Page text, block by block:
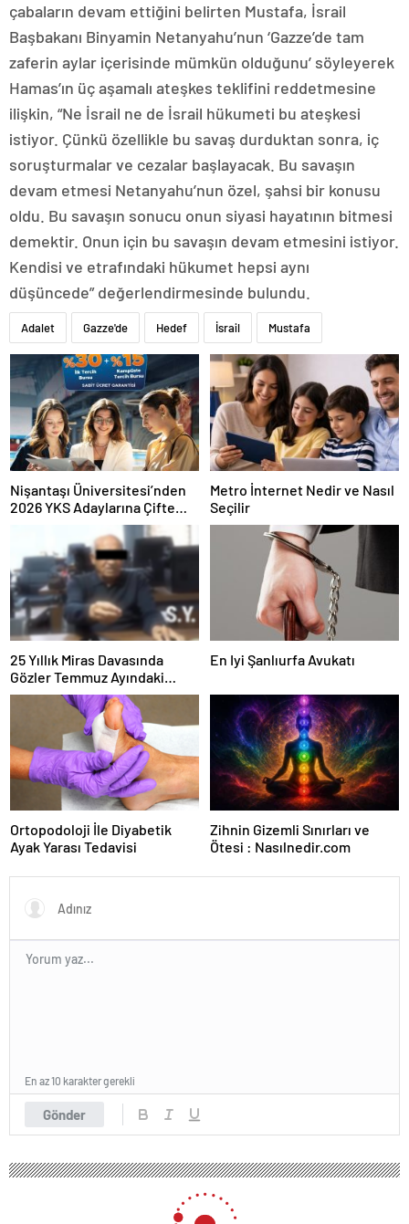
çabaların devam ettiğini belirten Mustafa, İsrail
Başbakanı Binyamin Netanyahu’nun ‘Gazze’de tam
zaferin aylar içerisinde mümkün olduğunu’ söyleyerek
Hamas’ın üç aşamalı ateşkes teklifini reddetmesine
ilişkin, “Ne İsrail ne de İsrail hükumeti bu ateşkesi
istiyor. Çünkü özellikle bu savaş durduktan sonra, iç
soruşturmalar ve cezalar başlayacak. Bu savaşın
devam etmesi Netanyahu’nun özel, şahsi bir konusu
oldu. Bu savaşın sonucu onun siyasi hayatının bitmesi
demektir. Onun için bu savaşın devam etmesini istiyor.
Kendisi ve etrafındaki hükumet hepsi aynı
düşüncede” değerlendirmesinde bulundu.
Adalet Gazze'de Hedef İsrail Mustafa
Nişantaşı Üniversitesi’nden
2026 YKS Adaylarına Çifte
Güvence: Sabit Ücret ve
Kesintisiz Burs
Metro İnternet Nedir ve Nasıl
Seçilir
25 Yıllık Miras Davasında
Gözler Temmuz Ayındaki
Karar Duruşmasına Çevrildi
En Iyi Şanlıurfa Avukatı
Ortopodoloji İle Diyabetik
Ayak Yarası Tedavisi
Zihnin Gizemli Sınırları ve
Ötesi : Nasılnedir.com
Gönder
En az 10 karakter gerekli